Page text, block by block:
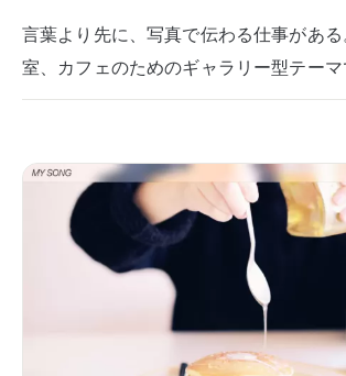
言葉より先に、写真で伝わる仕事があ
室、カフェのためのギャラリー型テーマ